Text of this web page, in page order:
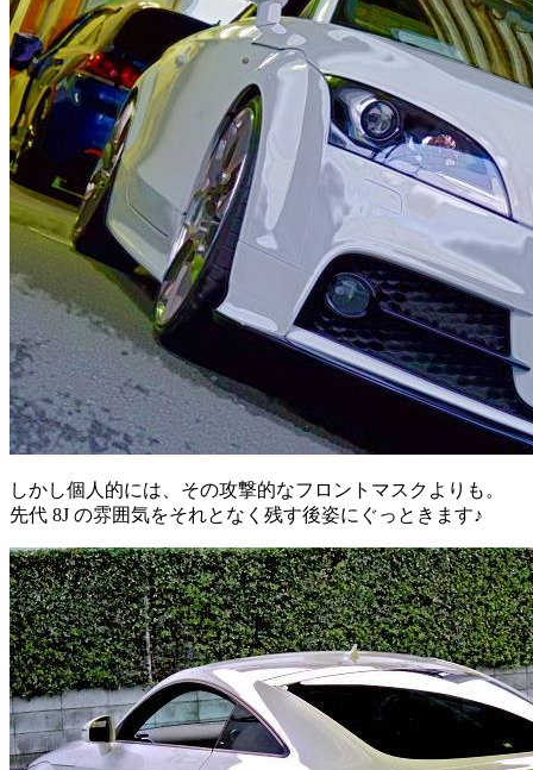
しかし個人的には、その攻撃的なフロントマスクよりも。
先代 8J の雰囲気をそれとなく残す後姿にぐっときます♪